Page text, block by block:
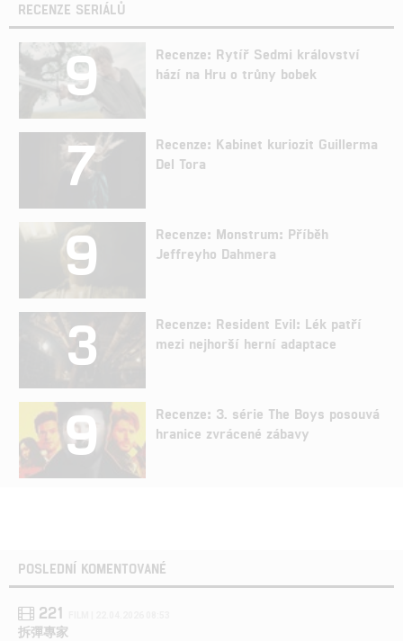
RECENZE SERIÁLŮ
9
Recenze: Rytíř Sedmi království
hází na Hru o trůny bobek
7
Recenze: Kabinet kuriozit Guillerma
Del Tora
9
Recenze: Monstrum: Příběh
Jeffreyho Dahmera
3
Recenze: Resident Evil: Lék patří
mezi nejhorší herní adaptace
9
Recenze: 3. série The Boys posouvá
hranice zvrácené zábavy
POSLEDNÍ KOMENTOVANÉ
221
拆彈專家